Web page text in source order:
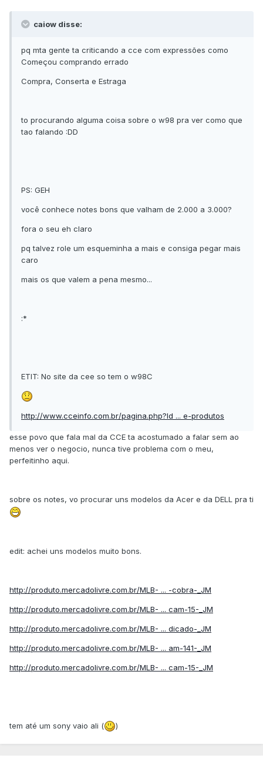
caiow disse:
pq mta gente ta criticando a cce com expressões como
Começou comprando errado
Compra, Conserta e Estraga
to procurando alguma coisa sobre o w98 pra ver como que
tao falando :DD
PS: GEH
você conhece notes bons que valham de 2.000 a 3.000?
fora o seu eh claro
pq talvez role um esqueminha a mais e consiga pegar mais
caro
mais os que valem a pena mesmo...
:*
ETIT: No site da cee so tem o w98C
http://www.cceinfo.com.br/pagina.php?Id ... e-produtos
esse povo que fala mal da CCE ta acostumado a falar sem ao
menos ver o negocio, nunca tive problema com o meu,
perfeitinho aqui.
sobre os notes, vo procurar uns modelos da Acer e da DELL pra ti
edit: achei uns modelos muito bons.
http://produto.mercadolivre.com.br/MLB- ... -cobra-_JM
http://produto.mercadolivre.com.br/MLB- ... cam-15-_JM
http://produto.mercadolivre.com.br/MLB- ... dicado-_JM
http://produto.mercadolivre.com.br/MLB- ... am-141-_JM
http://produto.mercadolivre.com.br/MLB- ... cam-15-_JM
tem até um sony vaio ali ( )